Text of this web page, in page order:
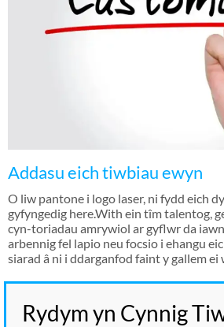
Addasu eich tiwbiau ewyn
O liw pantone i logo laser, ni fydd eich
gyfyngedig here.With ein tîm talentog,
cyn-toriadau amrywiol ar gyflwr da
arbennig fel lapio neu focsio i ehangu
siarad â ni i ddarganfod faint y gallem ei
Rydym yn Cynnig